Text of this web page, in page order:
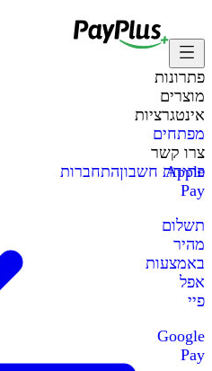
פתרונות
מוצרים
אינטגרציות
מפתחים
צרו קשר
Apple
Pay
תשלום
מהיר
באמצעות
אפל
פיי
Google
Pay
פתיחת חשבוןהתחברות